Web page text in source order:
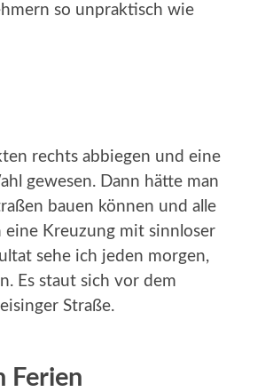
so unpraktisch wie
rechts abbiegen und eine
gewesen. Dann hätte man
bauen können und alle
eine Kreuzung mit sinnloser
sehe ich jeden morgen,
Es staut sich vor dem
Straße.
Ferien